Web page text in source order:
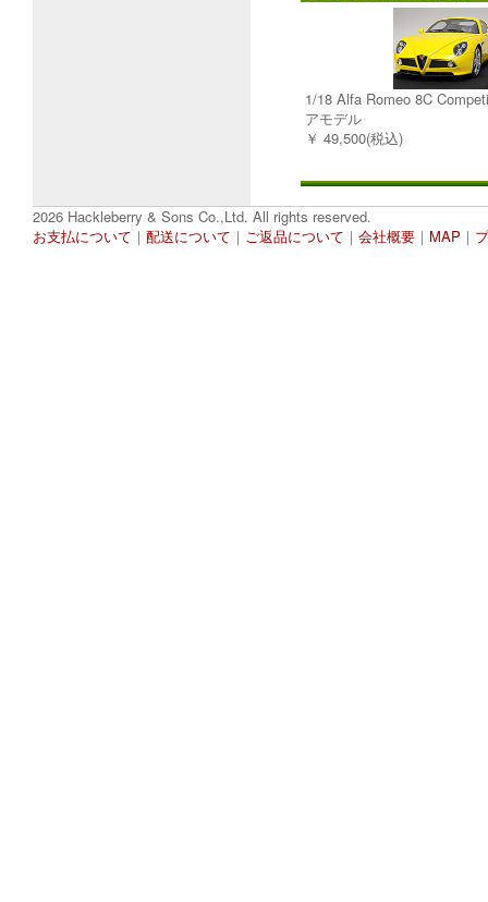
1/18 Alfa Romeo 8C
アモデル
￥ 49,500(税込)
2026 Hackleberry & Sons Co.,Ltd. All rights reserved.
お支払について ｜ 配送について ｜ ご返品について ｜ 会社概要 ｜ MAP ｜